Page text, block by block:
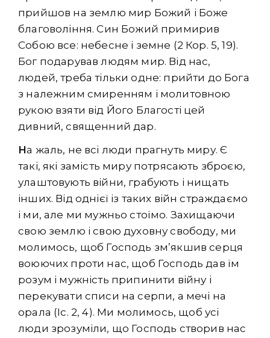
прийшов на землю мир Божий і Боже
благовоління. Син Божий примирив
Собою все: небесне і земне (2 Кор. 5, 19).
Бог подарував людям мир. Від нас,
людей, треба тільки одне: прийти до Бога
з належним смиренням і молитовною
рукою взяти від Його Благості цей
дивний, священний дар.
На жаль, не всі люди прагнуть миру. Є
такі, які замість миру потрясають зброєю,
улаштовують війни, грабують і нищать
інших. Від однієї із таких війн страждаємо
і ми, але ми мужньо стоїмо. Захищаючи
свою землю і свою духовну свободу, ми
молимось, щоб Господь зм’якшив серця
воюючих проти нас, щоб Господь дав їм
розум і мужність припинити війну і
перекувати списи на серпи, а мечі на
орала (Іс. 2, 4). Ми молимось, щоб усі
люди зрозуміли, що Господь створив нас